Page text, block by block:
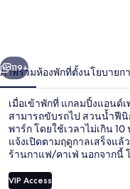
เพนชั่น
Galaxy
Hotel
type
Caravan
า
ถัดไป
119+
ภาพรวมห้องพักที่ตั้งนโยบายก
เมื่อเข้าพักที่ แกลมปิ้งแอนด์
สามารถขับรถไป สวนน้ำฟี
พาร์ก โดยใช้เวลาไม่เกิน
แจ้งเปิดตามฤดูกาลเสร็จแ
ร้านกาแฟ/คาเฟ่ นอกจากนี้
VIP Access